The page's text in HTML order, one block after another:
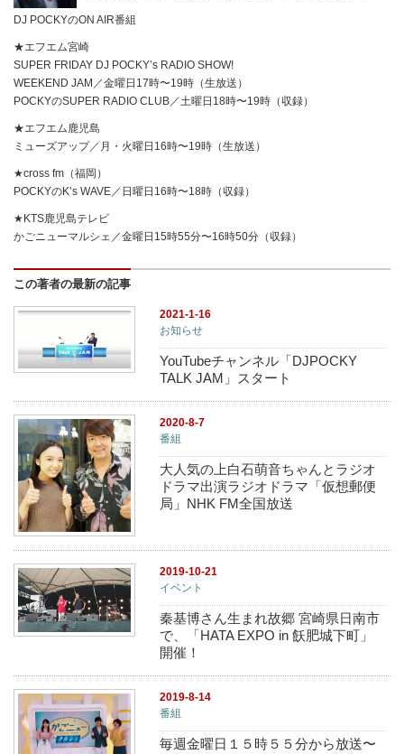
DJ POCKYのON AIR番組
★エフエム宮崎
SUPER FRIDAY DJ POCKY’s RADIO SHOW!
WEEKEND JAM／金曜日17時〜19時（生放送）
POCKYのSUPER RADIO CLUB／土曜日18時〜19時（収録）
★エフエム鹿児島
ミューズアップ／月・火曜日16時〜19時（生放送）
★cross fm（福岡）
POCKYのK’s WAVE／日曜日16時〜18時（収録）
★KTS鹿児島テレビ
かごニューマルシェ／金曜日15時55分〜16時50分（収録）
この著者の最新の記事
2021-1-16
お知らせ
YouTubeチャンネル「DJPOCKY
TALK JAM」スタート
2020-8-7
番組
大人気の上白石萌音ちゃんとラジオ
ドラマ出演ラジオドラマ「仮想郵便
局」NHK FM全国放送
2019-10-21
イベント
秦基博さん生まれ故郷 宮崎県日南市
で、「HATA EXPO in 飫肥城下町」
開催！
2019-8-14
番組
毎週金曜日１５時５５分から放送〜